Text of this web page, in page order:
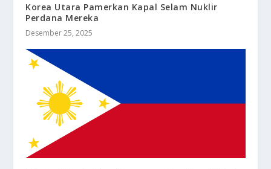
Korea Utara Pamerkan Kapal Selam Nuklir
Perdana Mereka
Desember 25, 2025